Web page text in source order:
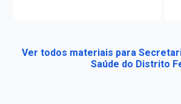
Ver todos materiais para
Saúde do Distrito